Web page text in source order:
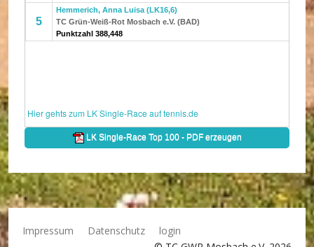
Impressum Datenschutz
login